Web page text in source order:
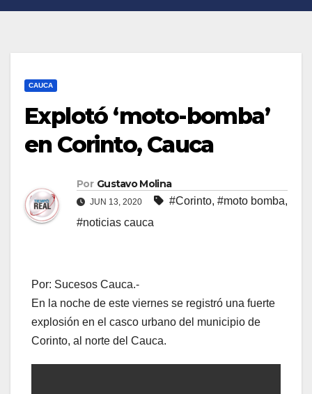
CAUCA
Explotó ‘moto-bomba’
en Corinto, Cauca
Por Gustavo Molina
JUN 13, 2020 #Corinto, #moto bomba,
#noticias cauca
Por: Sucesos Cauca.-
En la noche de este viernes se registró una fuerte
explosión en el casco urbano del municipio de
Corinto, al norte del Cauca.